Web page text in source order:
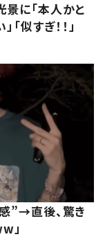
に「本人かと
似すぎ！！」
”→直後、驚き
」